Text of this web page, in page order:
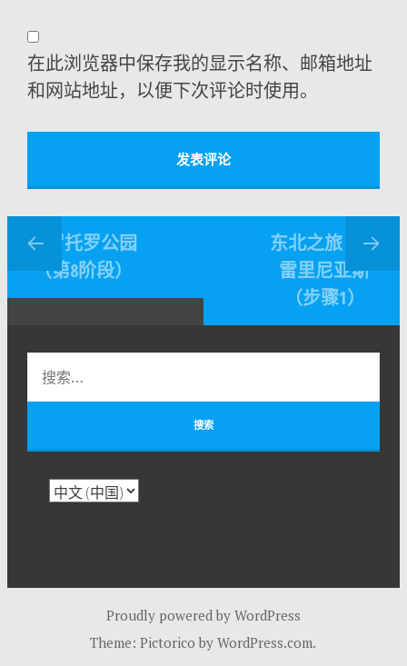
在此浏览器中保存我的显示名称、邮箱地址
和网站地址，以便下次评论时使用。
托罗托罗公园
（第8阶段）
东北之旅：巴
雷里尼亚斯
（步骤1）
Proudly powered by WordPress
Theme: Pictorico byWordPress.com.